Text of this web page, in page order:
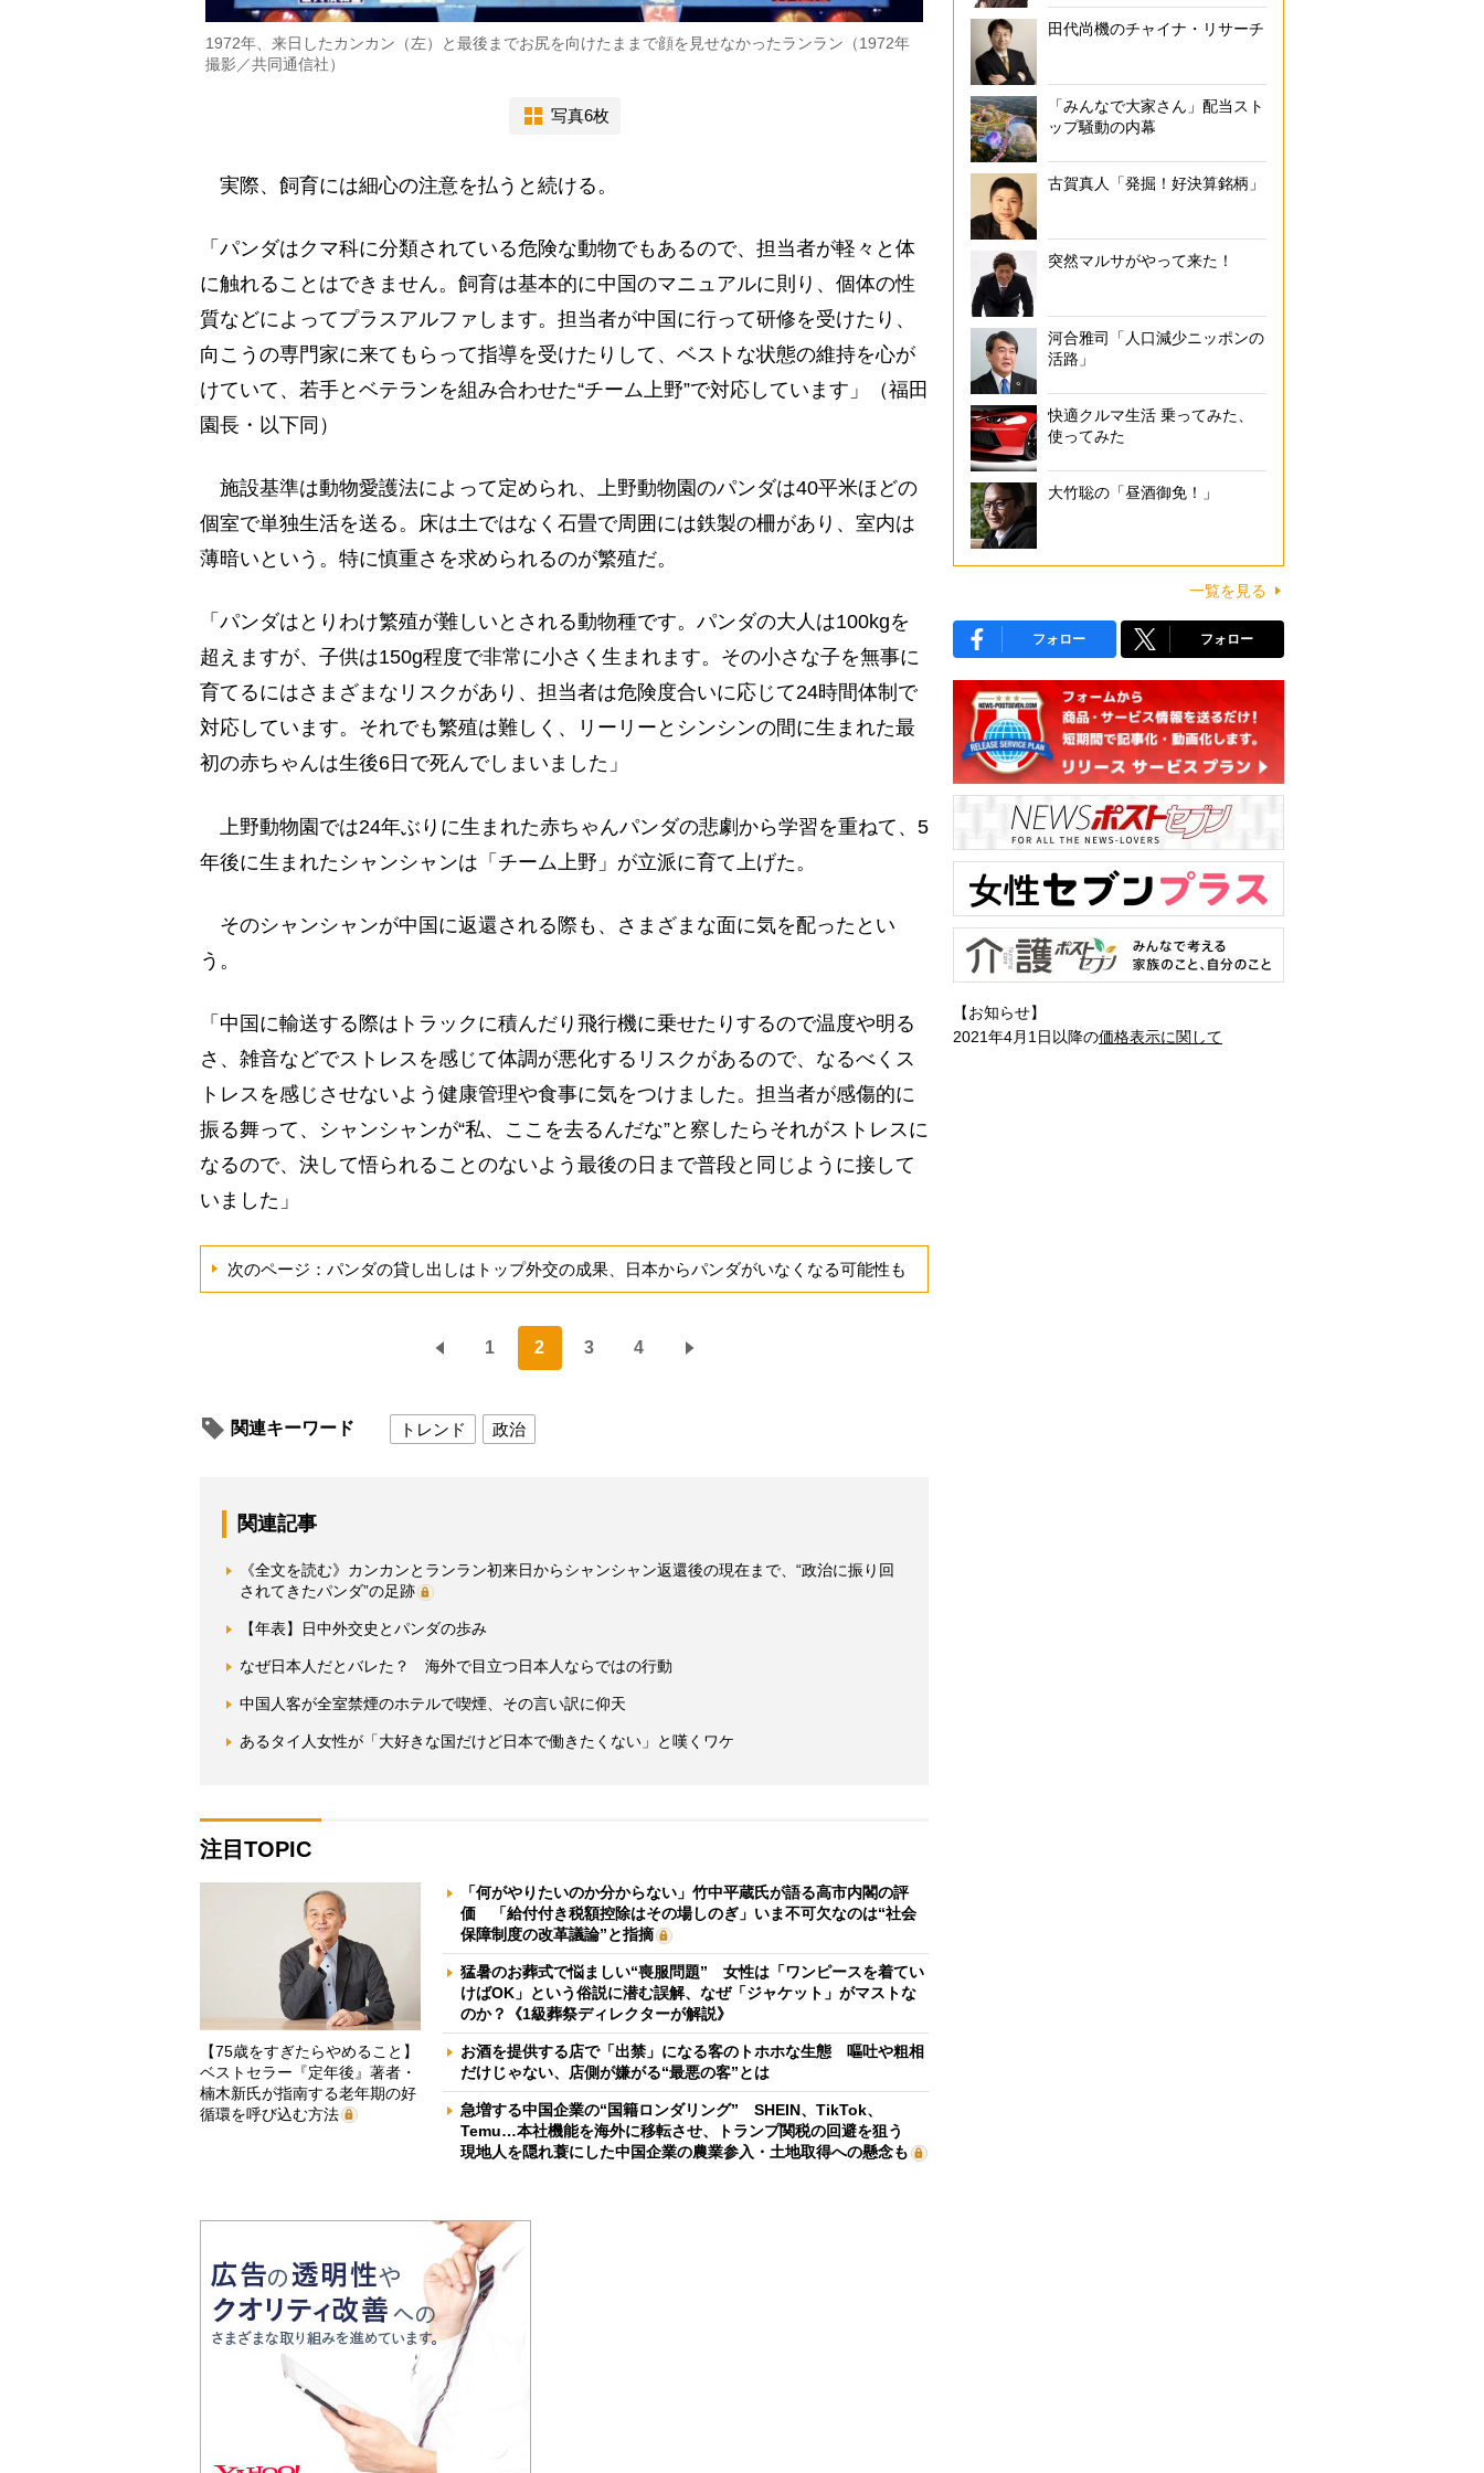
1972年、来日したカンカン（左）と最後までお尻を向けたままで顔を見せなかったランラン（1972年
撮影／共同通信社）
写真6枚
実際、飼育には細心の注意を払うと続ける。
「パンダはクマ科に分類されている危険な動物でもあるので、担当者が軽々と体
に触れることはできません。飼育は基本的に中国のマニュアルに則り、個体の性
質などによってプラスアルファします。担当者が中国に行って研修を受けたり、
向こうの専門家に来てもらって指導を受けたりして、ベストな状態の維持を心が
けていて、若手とベテランを組み合わせた“チーム上野”で対応しています」（福田
園長・以下同）
施設基準は動物愛護法によって定められ、上野動物園のパンダは40平米ほどの
個室で単独生活を送る。床は土ではなく石畳で周囲には鉄製の柵があり、室内は
薄暗いという。特に慎重さを求められるのが繁殖だ。
「パンダはとりわけ繁殖が難しいとされる動物種です。パンダの大人は100kgを
超えますが、子供は150g程度で非常に小さく生まれます。その小さな子を無事に
育てるにはさまざまなリスクがあり、担当者は危険度合いに応じて24時間体制で
対応しています。それでも繁殖は難しく、リーリーとシンシンの間に生まれた最
初の赤ちゃんは生後6日で死んでしまいました」
上野動物園では24年ぶりに生まれた赤ちゃんパンダの悲劇から学習を重ねて、5
年後に生まれたシャンシャンは「チーム上野」が立派に育て上げた。
そのシャンシャンが中国に返還される際も、さまざまな面に気を配ったとい
う。
「中国に輸送する際はトラックに積んだり飛行機に乗せたりするので温度や明る
さ、雑音などでストレスを感じて体調が悪化するリスクがあるので、なるべくス
トレスを感じさせないよう健康管理や食事に気をつけました。担当者が感傷的に
振る舞って、シャンシャンが“私、ここを去るんだな”と察したらそれがストレスに
なるので、決して悟られることのないよう最後の日まで普段と同じように接して
いました」
次のページ：パンダの貸し出しはトップ外交の成果、日本からパンダがいなくなる可能性も
1 2 3 4
関連キーワード トレンド 政治
関連記事
《全文を読む》カンカンとランラン初来日からシャンシャン返還後の現在まで、“政治に振り回
されてきたパンダ”の足跡
【年表】日中外交史とパンダの歩み
なぜ日本人だとバレた？ 海外で目立つ日本人ならではの行動
中国人客が全室禁煙のホテルで喫煙、その言い訳に仰天
あるタイ人女性が「大好きな国だけど日本で働きたくない」と嘆くワケ
注目TOPIC
【75歳をすぎたらやめること】
ベストセラー『定年後』著者・
楠木新氏が指南する老年期の好
循環を呼び込む方法
「何がやりたいのか分からない」竹中平蔵氏が語る高市内閣の評
価 「給付付き税額控除はその場しのぎ」いま不可欠なのは“社会
保障制度の改革議論”と指摘
猛暑のお葬式で悩ましい“喪服問題” 女性は「ワンピースを着てい
けばOK」という俗説に潜む誤解、なぜ「ジャケット」がマストな
のか？《1級葬祭ディレクターが解説》
お酒を提供する店で「出禁」になる客のトホホな生態 嘔吐や粗相
だけじゃない、店側が嫌がる“最悪の客”とは
急増する中国企業の“国籍ロンダリング” SHEIN、TikTok、
Temu…本社機能を海外に移転させ、トランプ関税の回避を狙う
現地人を隠れ蓑にした中国企業の農業参入・土地取得への懸念も
田代尚機のチャイナ・リサーチ
「みんなで大家さん」配当スト
ップ騒動の内幕
古賀真人「発掘！好決算銘柄」
突然マルサがやって来た！
河合雅司「人口減少ニッポンの
活路」
快適クルマ生活 乗ってみた、
使ってみた
大竹聡の「昼酒御免！」
一覧を見る
フォロー フォロー
【お知らせ】
2021年4月1日以降の価格表示に関して